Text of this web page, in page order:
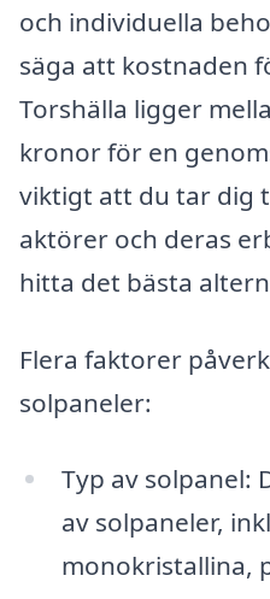
och individuella
säga att kostnaden
Torshälla ligger
kronor för en
viktigt att du tar dig
aktörer och deras
hitta det bästa
Flera faktorer
solpaneler:
Typ av solpanel:
av solpaneler,
monokristallina,